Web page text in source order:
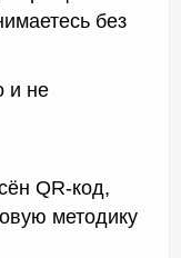
без
и не
QR-код,
методику